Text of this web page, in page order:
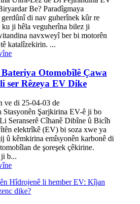
Be? Paradîgmaya
gerdûnî di nav guherînek kûr re
ku ji hêla veguherîna bilez ji
navxweyî ber bi motorên
katalîzekirin. ...
Otomobîlê Çawa
ser Rêzeya EV Dike
ve di 25-04-03 de
Stasyonên Şarjkirina EV-ê ji bo
Seranserê Cîhanê Dibîne û Bicîh
elektrîkê (EV) bi soza xwe ya
û kêmkirina emîsyonên karbonê di
de şoreşek çêkirine.
b...